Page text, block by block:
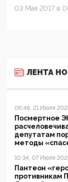
03 Мая 2017 в
ЛЕНТА
06:48, 21 Июля
Посмертное
депутатам
методы
10:34, 07 Июля
Пантеон
противникам